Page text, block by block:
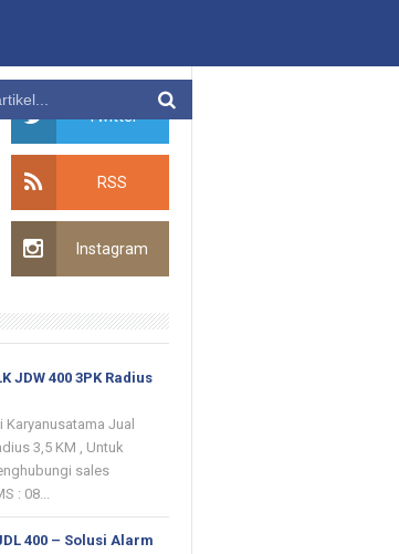
Twitter
RSS
Instagram
JDW 400 3PK Radius
Karyanusatama Jual
3,5 KM , Untuk
sales
: 08...
400 – Solusi Alarm